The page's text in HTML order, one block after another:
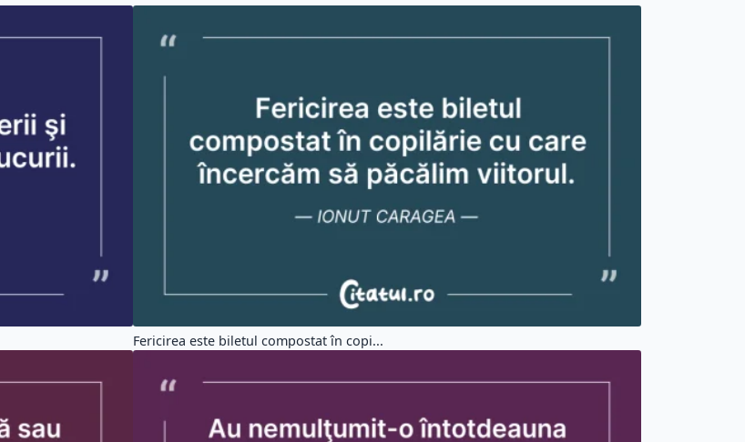
Fericirea este biletul compostat în copi...